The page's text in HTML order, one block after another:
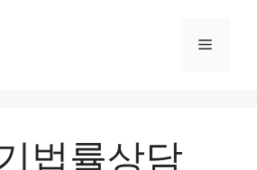
Menu
법률상담